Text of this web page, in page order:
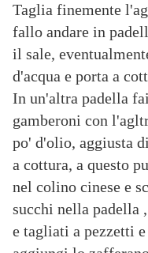
Taglia finemente
fallo andare in
il sale,
d'acqua e porta a
In un'altra padella
gamberoni con
po' d'olio, aggiusta
a cottura, a questo
nel colino cinese e
succhi nella padella
e tagliati a pezzetti